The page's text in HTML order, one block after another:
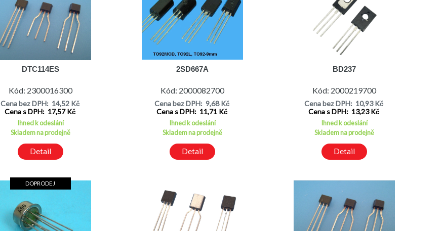
DTC114ES
Kód: 2300016300
Cena bez DPH: 14,52 Kč
Cena s DPH: 17,57 Kč
Ihned k odeslání
Skladem na prodejně
Detail
2SD667A
Kód: 2000082700
Cena bez DPH: 9,68 Kč
Cena s DPH: 11,71 Kč
Ihned k odeslání
Skladem na prodejně
Detail
BD237
Kód: 2000219700
Cena bez DPH: 10,93 Kč
Cena s DPH: 13,23 Kč
Ihned k odeslání
Skladem na prodejně
Detail
DOPRODEJ